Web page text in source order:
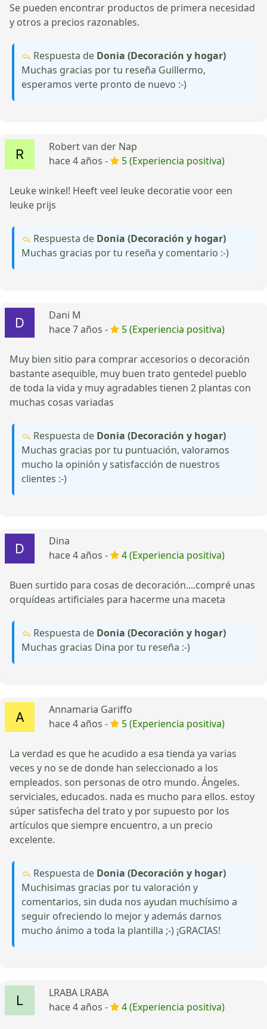
Se pueden encontrar productos de primera necesidad
y otros a precios razonables.
Respuesta de Donia (Decoración y hogar)
Muchas gracias por tu reseña Guillermo,
esperamos verte pronto de nuevo :-)
Robert van der Nap
hace 4 años -
5 (Experiencia positiva)
Leuke winkel! Heeft veel leuke decoratie voor een
leuke prijs
Respuesta de Donia (Decoración y hogar)
Muchas gracias por tu reseña y comentario :-)
Dani M
hace 7 años -
5 (Experiencia positiva)
Muy bien sitio para comprar accesorios o decoración
bastante asequible, muy buen trato gentedel pueblo
de toda la vida y muy agradables tienen 2 plantas con
muchas cosas variadas
Respuesta de Donia (Decoración y hogar)
Muchas gracias por tu puntuación, valoramos
mucho la opinión y satisfacción de nuestros
clientes :-)
Dina
hace 4 años -
4 (Experiencia positiva)
Buen surtido para cosas de decoración....compré unas
orquídeas artificiales para hacerme una maceta
Respuesta de Donia (Decoración y hogar)
Muchas gracias Dina por tu reseña :-)
Annamaria Gariffo
hace 4 años -
5 (Experiencia positiva)
La verdad es que he acudido a esa tienda ya varias
veces y no se de donde han seleccionado a los
empleados. son personas de otro mundo. Ángeles.
serviciales, educados. nada es mucho para ellos. estoy
súper satisfecha del trato y por supuesto por los
artículos que siempre encuentro, a un precio
excelente.
Respuesta de Donia (Decoración y hogar)
Muchisimas gracias por tu valoración y
comentarios, sin duda nos ayudan muchísimo a
seguir ofreciendo lo mejor y además darnos
mucho ánimo a toda la plantilla ;-) ¡GRACIAS!
LRABA LRABA
hace 4 años -
4 (Experiencia positiva)